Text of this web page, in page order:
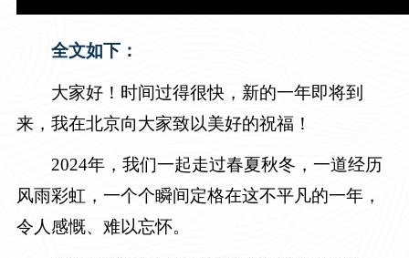
全文如下：
大家好！时间过得很快，新的一年即将到
来，我在北京向大家致以美好的祝福！
2024年，我们一起走过春夏秋冬，一道经历
风雨彩虹，一个个瞬间定格在这不平凡的一年，
令人感慨、难以忘怀。